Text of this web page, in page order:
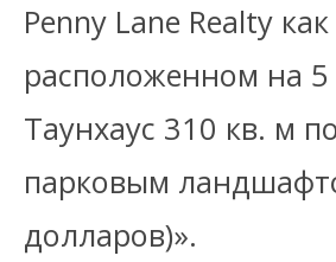
Penny Lane Realty
расположенном на 5
Таунхаус 310 кв. м
парковым
долларов)».